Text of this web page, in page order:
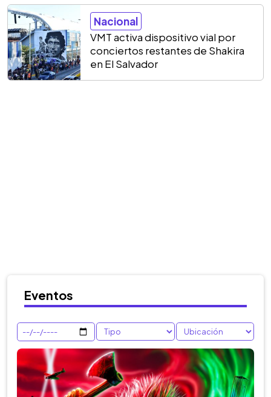
Nacional
VMT activa dispositivo vial por
conciertos restantes de Shakira
en El Salvador
Eventos